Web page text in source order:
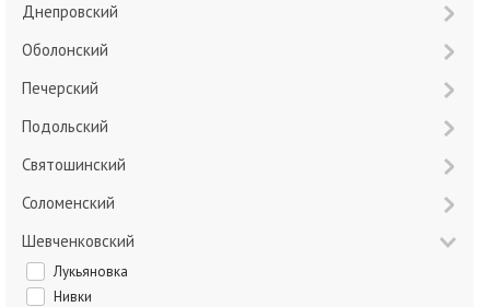
Днепровский
Оболонский
Печерский
Подольский
Святошинский
Соломенский
Шевченковский
Лукьяновка
Нивки